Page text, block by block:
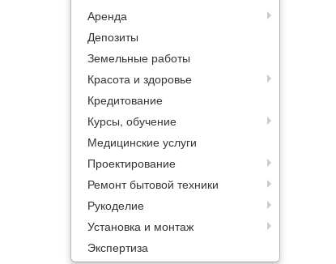
Аренда
Депозиты
Земельные работы
Красота и здоровье
Кредитование
Курсы, обучение
Медицинские услуги
Проектирование
Ремонт бытовой техники
Рукоделие
Установка и монтаж
Экспертиза